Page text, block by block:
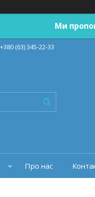
Ми
+380 (63) 345-22-33
Про нас